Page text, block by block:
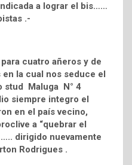
a lograr el bis……
.-
cuatro añeros y de
en la cual nos seduce el
stud Maluga N° 4
siempre integro el
en el país vecino,
a “quebrar el
dirigido nuevamente
Rodrigues .